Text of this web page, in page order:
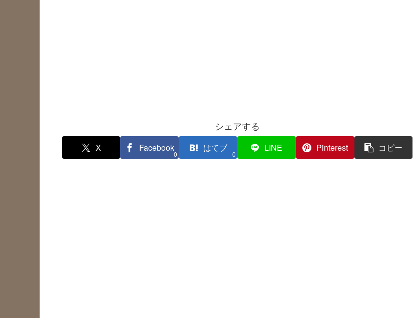
シェアする
X Facebook
0
はてブ
0
LINE Pinterest コピー